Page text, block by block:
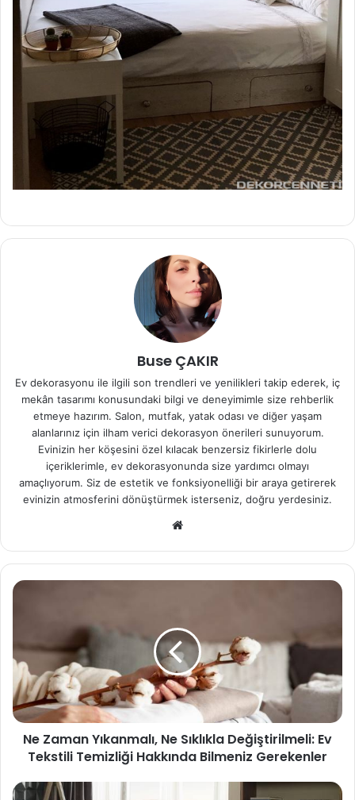
Buse ÇAKIR
Ev dekorasyonu ile ilgili son trendleri ve yenilikleri takip ederek, iç
mekân tasarımı konusundaki bilgi ve deneyimimle size rehberlik
etmeye hazırım. Salon, mutfak, yatak odası ve diğer yaşam
alanlarınız için ilham verici dekorasyon önerileri sunuyorum.
Evinizin her köşesini özel kılacak benzersiz fikirlerle dolu
içeriklerimle, ev dekorasyonunda size yardımcı olmayı
amaçlıyorum. Siz de estetik ve fonksiyonelliği bir araya getirerek
evinizin atmosferini dönüştürmek isterseniz, doğru yerdesiniz.
Ne Zaman Yıkanmalı, Ne Sıklıkla Değiştirilmeli: Ev
Tekstili Temizliği Hakkında Bilmeniz Gerekenler